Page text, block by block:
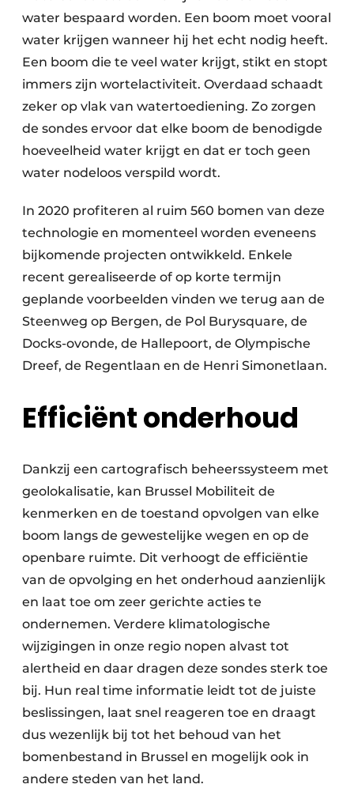
water bespaard worden. Een boom moet vooral
water krijgen wanneer hij het echt nodig heeft.
Een boom die te veel water krijgt, stikt en stopt
immers zijn wortelactiviteit. Overdaad schaadt
zeker op vlak van watertoediening. Zo zorgen
de sondes ervoor dat elke boom de benodigde
hoeveelheid water krijgt en dat er toch geen
water nodeloos verspild wordt.
In 2020 profiteren al ruim 560 bomen van deze
technologie en momenteel worden eveneens
bijkomende projecten ontwikkeld. Enkele
recent gerealiseerde of op korte termijn
geplande voorbeelden vinden we terug aan de
Steenweg op Bergen, de Pol Burysquare, de
Docks-ovonde, de Hallepoort, de Olympische
Dreef, de Regentlaan en de Henri Simonetlaan.
Efficiënt onderhoud
Dankzij een cartografisch beheerssysteem met
geolokalisatie, kan Brussel Mobiliteit de
kenmerken en de toestand opvolgen van elke
boom langs de gewestelijke wegen en op de
openbare ruimte. Dit verhoogt de efficiëntie
van de opvolging en het onderhoud aanzienlijk
en laat toe om zeer gerichte acties te
ondernemen. Verdere klimatologische
wijzigingen in onze regio nopen alvast tot
alertheid en daar dragen deze sondes sterk toe
bij. Hun real time informatie leidt tot de juiste
beslissingen, laat snel reageren toe en draagt
dus wezenlijk bij tot het behoud van het
bomenbestand in Brussel en mogelijk ook in
andere steden van het land.